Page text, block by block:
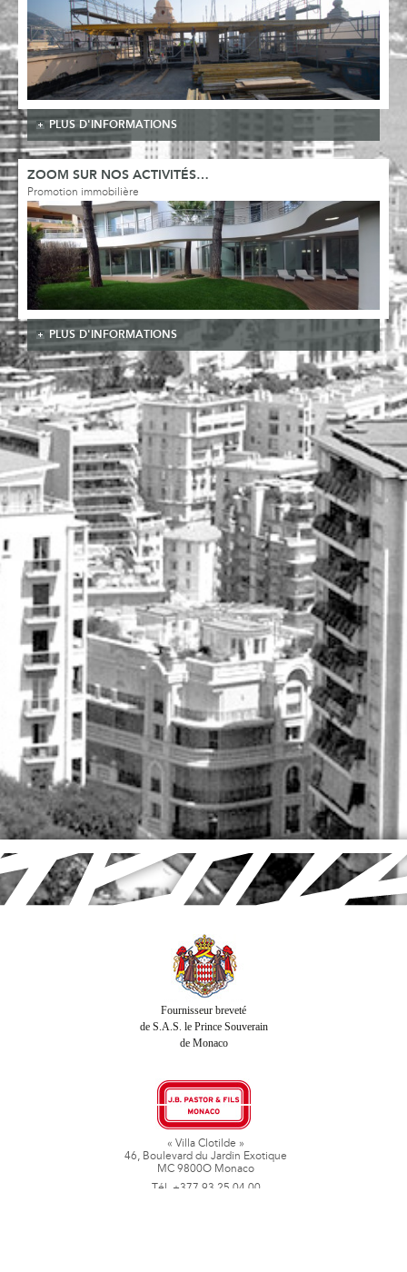
PLUS D'INFORMATIONS
ZOOM SUR NOS ACTIVITÉS…
Promotion immobilière
PLUS D'INFORMATIONS
Fournisseur breveté
de S.A.S. le Prince Souverain
de Monaco
« Villa Clotilde »
46, Boulevard du Jardin Exotique
MC 9800O Monaco
Tél. +377 93 25 04 00